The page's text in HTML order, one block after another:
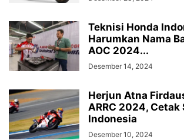
Teknisi Honda
Harumkan Nama
AOC 2024...
Desember 14, 2024
Herjun Atna
ARRC 2024,
Indonesia
Desember 10, 2024